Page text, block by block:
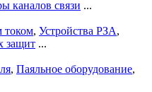
каналов связи ...
током, Устройства РЗА,
защит ...
, Паяльное оборудование,